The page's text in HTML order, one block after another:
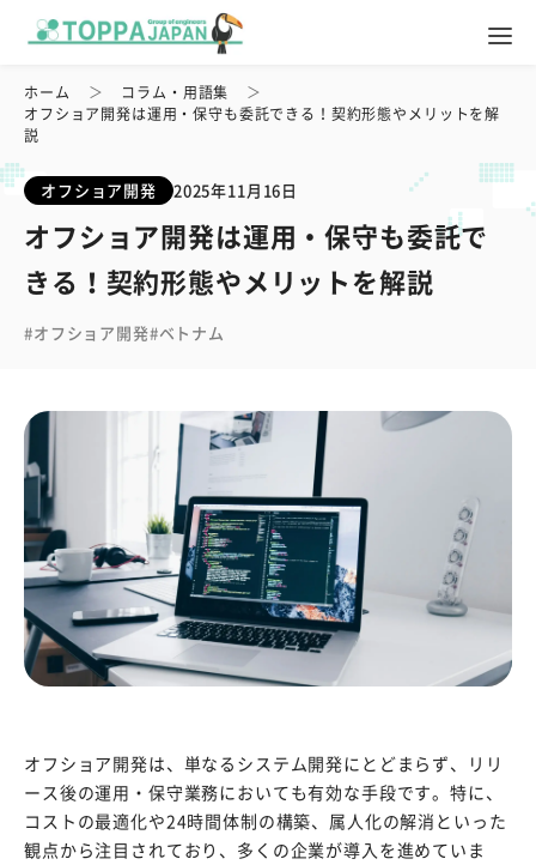
ホーム
コラム・用語集
オフショア開発は運用・保守も委託できる！契約形態やメリットを解
説
オフショア開発 2025年11月16日
オフショア開発は運用・保守も委託で
きる！契約形態やメリットを解説
オフショア開発 ベトナム
オフショア開発は、単なるシステム開発にとどまらず、リリ
ース後の運用・保守業務においても有効な手段です。特に、
コストの最適化や24時間体制の構築、属人化の解消といった
観点から注目されており、多くの企業が導入を進めていま